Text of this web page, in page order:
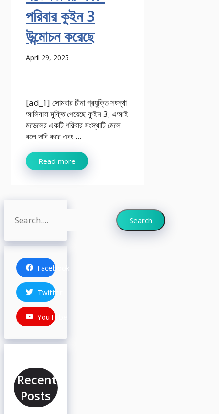
পরিবার কুইন 3
উন্মোচন করেছে
April 29, 2025
[ad_1] সোমবার চীনা প্রযুক্তি সংস্থা
আলিবাবা মুক্তি পেয়েছে কুইন 3, এআই
মডেলের একটি পরিবার সংস্থাটি মেলে
বলে দাবি করে এবং ...
Read more
Search Search
Facebook
Twitter
YouTube
Recent
Posts